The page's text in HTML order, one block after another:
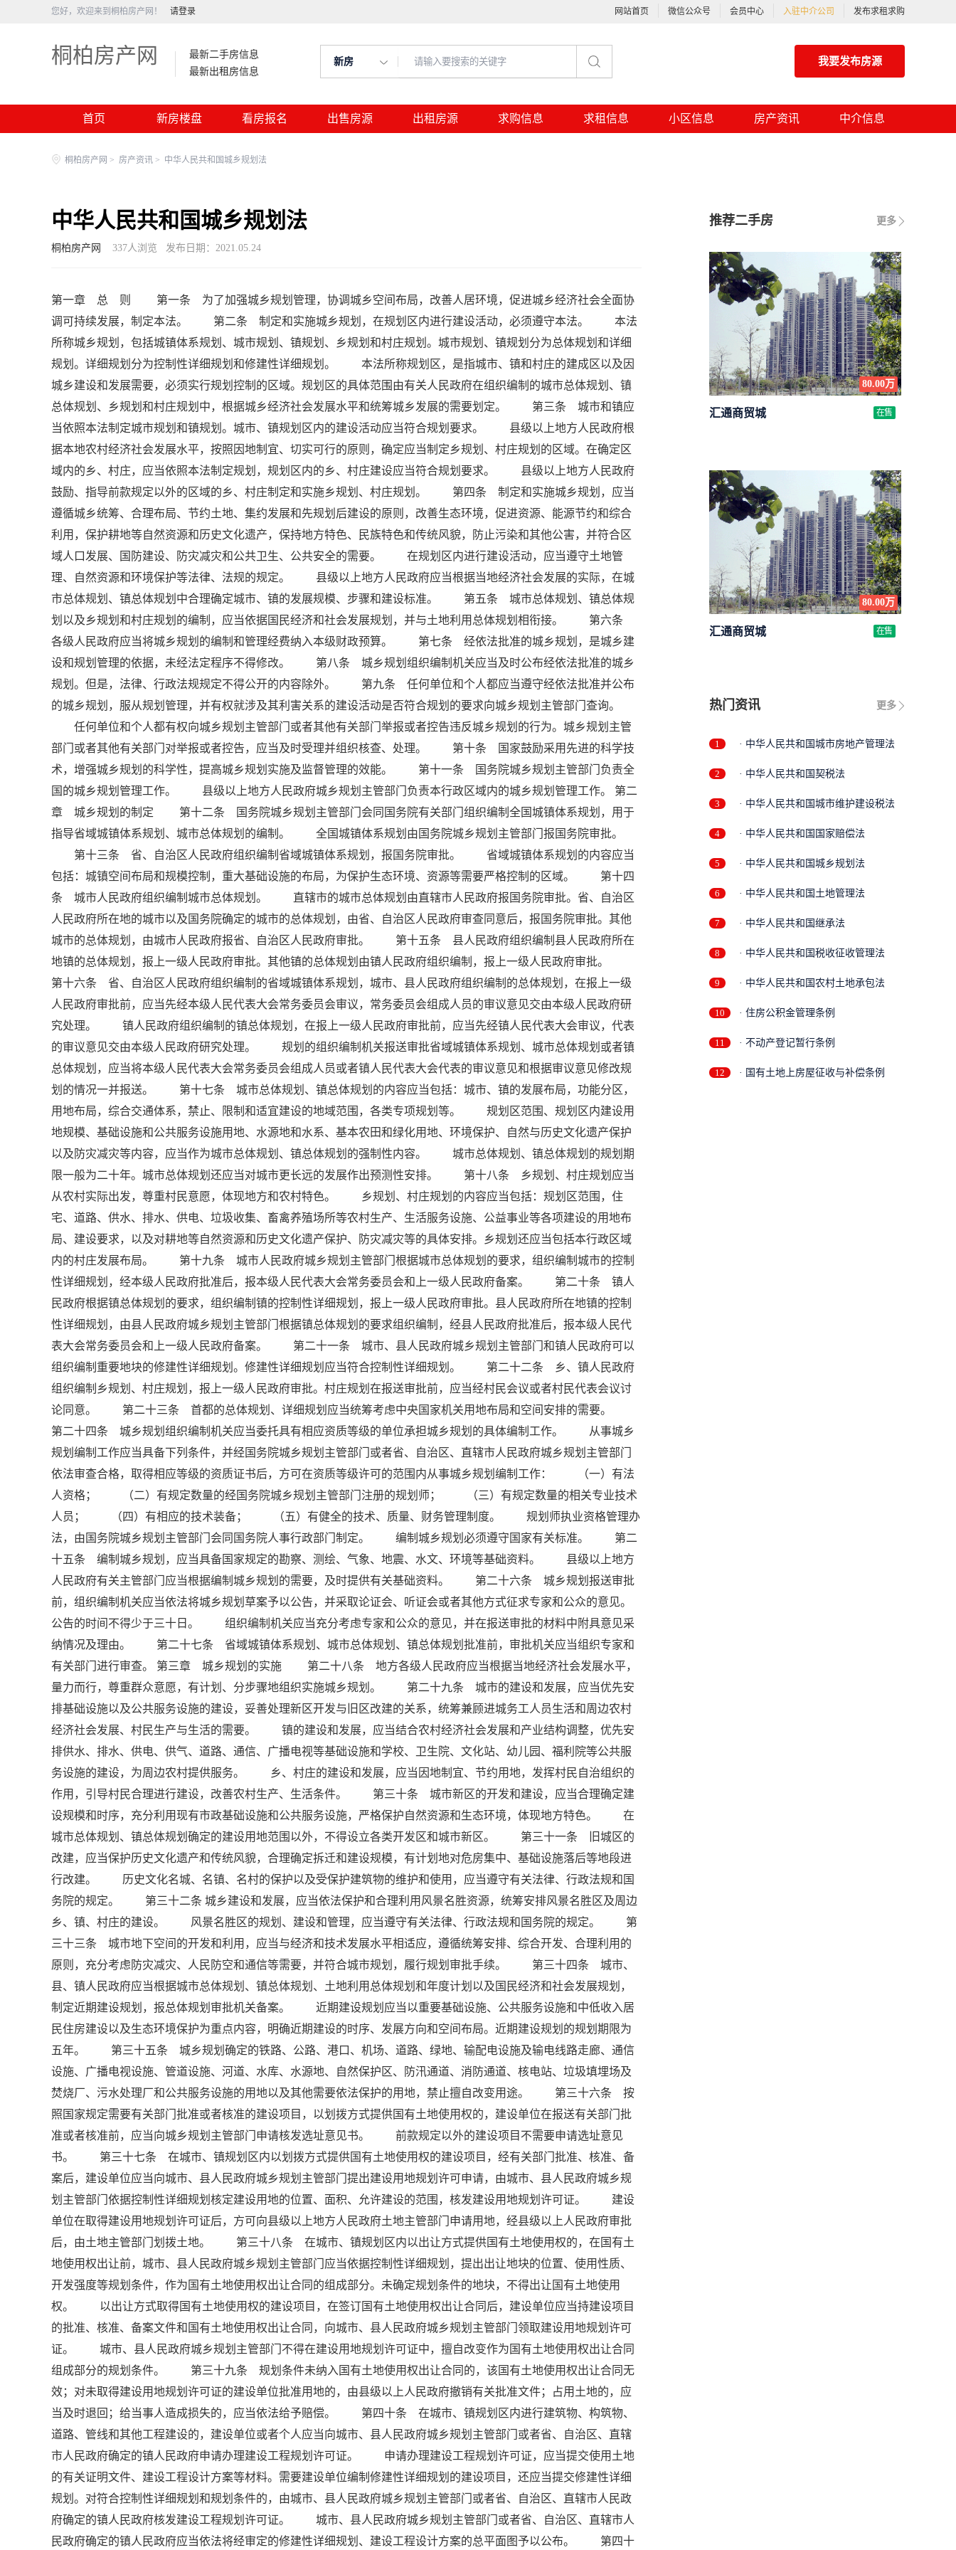
您好，欢迎来到桐柏房产网！ 请登录 网站首页 微信公众号 会员中心 入驻中介公司 发布求租求购
桐柏房产网
最新二手房信息
最新出租房信息
新房 我要发布房源
首页 新房楼盘 看房报名 出售房源 出租房源 求购信息 求租信息 小区信息 房产资讯 中介信息
桐柏房产网 > 房产资讯 > 中华人民共和国城乡规划法
中华人民共和国城乡规划法
桐柏房产网 337人浏览 发布日期：2021.05.24
第一章 总 则 第一条 为了加强城乡规划管理，协调城乡空间布局，改善人居环境，促进城乡经济社会全面协
调可持续发展，制定本法。 第二条 制定和实施城乡规划，在规划区内进行建设活动，必须遵守本法。 本法
所称城乡规划，包括城镇体系规划、城市规划、镇规划、乡规划和村庄规划。城市规划、镇规划分为总体规划和详细
规划。详细规划分为控制性详细规划和修建性详细规划。 本法所称规划区，是指城市、镇和村庄的建成区以及因
城乡建设和发展需要，必须实行规划控制的区域。规划区的具体范围由有关人民政府在组织编制的城市总体规划、镇
总体规划、乡规划和村庄规划中，根据城乡经济社会发展水平和统筹城乡发展的需要划定。 第三条 城市和镇应
当依照本法制定城市规划和镇规划。城市、镇规划区内的建设活动应当符合规划要求。 县级以上地方人民政府根
据本地农村经济社会发展水平，按照因地制宜、切实可行的原则，确定应当制定乡规划、村庄规划的区域。在确定区
域内的乡、村庄，应当依照本法制定规划，规划区内的乡、村庄建设应当符合规划要求。 县级以上地方人民政府
鼓励、指导前款规定以外的区域的乡、村庄制定和实施乡规划、村庄规划。 第四条 制定和实施城乡规划，应当
遵循城乡统筹、合理布局、节约土地、集约发展和先规划后建设的原则，改善生态环境，促进资源、能源节约和综合
利用，保护耕地等自然资源和历史文化遗产，保持地方特色、民族特色和传统风貌，防止污染和其他公害，并符合区
域人口发展、国防建设、防灾减灾和公共卫生、公共安全的需要。 在规划区内进行建设活动，应当遵守土地管
理、自然资源和环境保护等法律、法规的规定。 县级以上地方人民政府应当根据当地经济社会发展的实际，在城
市总体规划、镇总体规划中合理确定城市、镇的发展规模、步骤和建设标准。 第五条 城市总体规划、镇总体规
划以及乡规划和村庄规划的编制，应当依据国民经济和社会发展规划，并与土地利用总体规划相衔接。 第六条
各级人民政府应当将城乡规划的编制和管理经费纳入本级财政预算。 第七条 经依法批准的城乡规划，是城乡建
设和规划管理的依据，未经法定程序不得修改。 第八条 城乡规划组织编制机关应当及时公布经依法批准的城乡
规划。但是，法律、行政法规规定不得公开的内容除外。 第九条 任何单位和个人都应当遵守经依法批准并公布
的城乡规划，服从规划管理，并有权就涉及其利害关系的建设活动是否符合规划的要求向城乡规划主管部门查询。
任何单位和个人都有权向城乡规划主管部门或者其他有关部门举报或者控告违反城乡规划的行为。城乡规划主管
部门或者其他有关部门对举报或者控告，应当及时受理并组织核查、处理。 第十条 国家鼓励采用先进的科学技
术，增强城乡规划的科学性，提高城乡规划实施及监督管理的效能。 第十一条 国务院城乡规划主管部门负责全
国的城乡规划管理工作。 县级以上地方人民政府城乡规划主管部门负责本行政区域内的城乡规划管理工作。 第二
章 城乡规划的制定 第十二条 国务院城乡规划主管部门会同国务院有关部门组织编制全国城镇体系规划，用于
指导省域城镇体系规划、城市总体规划的编制。 全国城镇体系规划由国务院城乡规划主管部门报国务院审批。
第十三条 省、自治区人民政府组织编制省域城镇体系规划，报国务院审批。 省域城镇体系规划的内容应当
包括：城镇空间布局和规模控制，重大基础设施的布局，为保护生态环境、资源等需要严格控制的区域。 第十四
条 城市人民政府组织编制城市总体规划。 直辖市的城市总体规划由直辖市人民政府报国务院审批。省、自治区
人民政府所在地的城市以及国务院确定的城市的总体规划，由省、自治区人民政府审查同意后，报国务院审批。其他
城市的总体规划，由城市人民政府报省、自治区人民政府审批。 第十五条 县人民政府组织编制县人民政府所在
地镇的总体规划，报上一级人民政府审批。其他镇的总体规划由镇人民政府组织编制，报上一级人民政府审批。
第十六条 省、自治区人民政府组织编制的省域城镇体系规划，城市、县人民政府组织编制的总体规划，在报上一级
人民政府审批前，应当先经本级人民代表大会常务委员会审议，常务委员会组成人员的审议意见交由本级人民政府研
究处理。 镇人民政府组织编制的镇总体规划，在报上一级人民政府审批前，应当先经镇人民代表大会审议，代表
的审议意见交由本级人民政府研究处理。 规划的组织编制机关报送审批省域城镇体系规划、城市总体规划或者镇
总体规划，应当将本级人民代表大会常务委员会组成人员或者镇人民代表大会代表的审议意见和根据审议意见修改规
划的情况一并报送。 第十七条 城市总体规划、镇总体规划的内容应当包括：城市、镇的发展布局，功能分区，
用地布局，综合交通体系，禁止、限制和适宜建设的地域范围，各类专项规划等。 规划区范围、规划区内建设用
地规模、基础设施和公共服务设施用地、水源地和水系、基本农田和绿化用地、环境保护、自然与历史文化遗产保护
以及防灾减灾等内容，应当作为城市总体规划、镇总体规划的强制性内容。 城市总体规划、镇总体规划的规划期
限一般为二十年。城市总体规划还应当对城市更长远的发展作出预测性安排。 第十八条 乡规划、村庄规划应当
从农村实际出发，尊重村民意愿，体现地方和农村特色。 乡规划、村庄规划的内容应当包括：规划区范围，住
宅、道路、供水、排水、供电、垃圾收集、畜禽养殖场所等农村生产、生活服务设施、公益事业等各项建设的用地布
局、建设要求，以及对耕地等自然资源和历史文化遗产保护、防灾减灾等的具体安排。乡规划还应当包括本行政区域
内的村庄发展布局。 第十九条 城市人民政府城乡规划主管部门根据城市总体规划的要求，组织编制城市的控制
性详细规划，经本级人民政府批准后，报本级人民代表大会常务委员会和上一级人民政府备案。 第二十条 镇人
民政府根据镇总体规划的要求，组织编制镇的控制性详细规划，报上一级人民政府审批。县人民政府所在地镇的控制
性详细规划，由县人民政府城乡规划主管部门根据镇总体规划的要求组织编制，经县人民政府批准后，报本级人民代
表大会常务委员会和上一级人民政府备案。 第二十一条 城市、县人民政府城乡规划主管部门和镇人民政府可以
组织编制重要地块的修建性详细规划。修建性详细规划应当符合控制性详细规划。 第二十二条 乡、镇人民政府
组织编制乡规划、村庄规划，报上一级人民政府审批。村庄规划在报送审批前，应当经村民会议或者村民代表会议讨
论同意。 第二十三条 首都的总体规划、详细规划应当统筹考虑中央国家机关用地布局和空间安排的需要。
第二十四条 城乡规划组织编制机关应当委托具有相应资质等级的单位承担城乡规划的具体编制工作。 从事城乡
规划编制工作应当具备下列条件，并经国务院城乡规划主管部门或者省、自治区、直辖市人民政府城乡规划主管部门
依法审查合格，取得相应等级的资质证书后，方可在资质等级许可的范围内从事城乡规划编制工作： （一）有法
人资格； （二）有规定数量的经国务院城乡规划主管部门注册的规划师； （三）有规定数量的相关专业技术
人员； （四）有相应的技术装备； （五）有健全的技术、质量、财务管理制度。 规划师执业资格管理办
法，由国务院城乡规划主管部门会同国务院人事行政部门制定。 编制城乡规划必须遵守国家有关标准。 第二
十五条 编制城乡规划，应当具备国家规定的勘察、测绘、气象、地震、水文、环境等基础资料。 县级以上地方
人民政府有关主管部门应当根据编制城乡规划的需要，及时提供有关基础资料。 第二十六条 城乡规划报送审批
前，组织编制机关应当依法将城乡规划草案予以公告，并采取论证会、听证会或者其他方式征求专家和公众的意见。
公告的时间不得少于三十日。 组织编制机关应当充分考虑专家和公众的意见，并在报送审批的材料中附具意见采
纳情况及理由。 第二十七条 省域城镇体系规划、城市总体规划、镇总体规划批准前，审批机关应当组织专家和
有关部门进行审查。 第三章 城乡规划的实施 第二十八条 地方各级人民政府应当根据当地经济社会发展水平，
量力而行，尊重群众意愿，有计划、分步骤地组织实施城乡规划。 第二十九条 城市的建设和发展，应当优先安
排基础设施以及公共服务设施的建设，妥善处理新区开发与旧区改建的关系，统筹兼顾进城务工人员生活和周边农村
经济社会发展、村民生产与生活的需要。 镇的建设和发展，应当结合农村经济社会发展和产业结构调整，优先安
排供水、排水、供电、供气、道路、通信、广播电视等基础设施和学校、卫生院、文化站、幼儿园、福利院等公共服
务设施的建设，为周边农村提供服务。 乡、村庄的建设和发展，应当因地制宜、节约用地，发挥村民自治组织的
作用，引导村民合理进行建设，改善农村生产、生活条件。 第三十条 城市新区的开发和建设，应当合理确定建
设规模和时序，充分利用现有市政基础设施和公共服务设施，严格保护自然资源和生态环境，体现地方特色。 在
城市总体规划、镇总体规划确定的建设用地范围以外，不得设立各类开发区和城市新区。 第三十一条 旧城区的
改建，应当保护历史文化遗产和传统风貌，合理确定拆迁和建设规模，有计划地对危房集中、基础设施落后等地段进
行改建。 历史文化名城、名镇、名村的保护以及受保护建筑物的维护和使用，应当遵守有关法律、行政法规和国
务院的规定。 第三十二条 城乡建设和发展，应当依法保护和合理利用风景名胜资源，统筹安排风景名胜区及周边
乡、镇、村庄的建设。 风景名胜区的规划、建设和管理，应当遵守有关法律、行政法规和国务院的规定。 第
三十三条 城市地下空间的开发和利用，应当与经济和技术发展水平相适应，遵循统筹安排、综合开发、合理利用的
原则，充分考虑防灾减灾、人民防空和通信等需要，并符合城市规划，履行规划审批手续。 第三十四条 城市、
县、镇人民政府应当根据城市总体规划、镇总体规划、土地利用总体规划和年度计划以及国民经济和社会发展规划，
制定近期建设规划，报总体规划审批机关备案。 近期建设规划应当以重要基础设施、公共服务设施和中低收入居
民住房建设以及生态环境保护为重点内容，明确近期建设的时序、发展方向和空间布局。近期建设规划的规划期限为
五年。 第三十五条 城乡规划确定的铁路、公路、港口、机场、道路、绿地、输配电设施及输电线路走廊、通信
设施、广播电视设施、管道设施、河道、水库、水源地、自然保护区、防汛通道、消防通道、核电站、垃圾填埋场及
焚烧厂、污水处理厂和公共服务设施的用地以及其他需要依法保护的用地，禁止擅自改变用途。 第三十六条 按
照国家规定需要有关部门批准或者核准的建设项目，以划拨方式提供国有土地使用权的，建设单位在报送有关部门批
准或者核准前，应当向城乡规划主管部门申请核发选址意见书。 前款规定以外的建设项目不需要申请选址意见
书。 第三十七条 在城市、镇规划区内以划拨方式提供国有土地使用权的建设项目，经有关部门批准、核准、备
案后，建设单位应当向城市、县人民政府城乡规划主管部门提出建设用地规划许可申请，由城市、县人民政府城乡规
划主管部门依据控制性详细规划核定建设用地的位置、面积、允许建设的范围，核发建设用地规划许可证。 建设
单位在取得建设用地规划许可证后，方可向县级以上地方人民政府土地主管部门申请用地，经县级以上人民政府审批
后，由土地主管部门划拨土地。 第三十八条 在城市、镇规划区内以出让方式提供国有土地使用权的，在国有土
地使用权出让前，城市、县人民政府城乡规划主管部门应当依据控制性详细规划，提出出让地块的位置、使用性质、
开发强度等规划条件，作为国有土地使用权出让合同的组成部分。未确定规划条件的地块，不得出让国有土地使用
权。 以出让方式取得国有土地使用权的建设项目，在签订国有土地使用权出让合同后，建设单位应当持建设项目
的批准、核准、备案文件和国有土地使用权出让合同，向城市、县人民政府城乡规划主管部门领取建设用地规划许可
证。 城市、县人民政府城乡规划主管部门不得在建设用地规划许可证中，擅自改变作为国有土地使用权出让合同
组成部分的规划条件。 第三十九条 规划条件未纳入国有土地使用权出让合同的，该国有土地使用权出让合同无
效；对未取得建设用地规划许可证的建设单位批准用地的，由县级以上人民政府撤销有关批准文件；占用土地的，应
当及时退回；给当事人造成损失的，应当依法给予赔偿。 第四十条 在城市、镇规划区内进行建筑物、构筑物、
道路、管线和其他工程建设的，建设单位或者个人应当向城市、县人民政府城乡规划主管部门或者省、自治区、直辖
市人民政府确定的镇人民政府申请办理建设工程规划许可证。 申请办理建设工程规划许可证，应当提交使用土地
的有关证明文件、建设工程设计方案等材料。需要建设单位编制修建性详细规划的建设项目，还应当提交修建性详细
规划。对符合控制性详细规划和规划条件的，由城市、县人民政府城乡规划主管部门或者省、自治区、直辖市人民政
府确定的镇人民政府核发建设工程规划许可证。 城市、县人民政府城乡规划主管部门或者省、自治区、直辖市人
民政府确定的镇人民政府应当依法将经审定的修建性详细规划、建设工程设计方案的总平面图予以公布。 第四十
更多
推荐二手房
80.00万
汇通商贸城 在售
80.00万
汇通商贸城 在售
更多
热门资讯
1 · 中华人民共和国城市房地产管理法
2 · 中华人民共和国契税法
3 · 中华人民共和国城市维护建设税法
4 · 中华人民共和国国家赔偿法
5 · 中华人民共和国城乡规划法
6 · 中华人民共和国土地管理法
7 · 中华人民共和国继承法
8 · 中华人民共和国税收征收管理法
9 · 中华人民共和国农村土地承包法
10 · 住房公积金管理条例
11 · 不动产登记暂行条例
12 · 国有土地上房屋征收与补偿条例